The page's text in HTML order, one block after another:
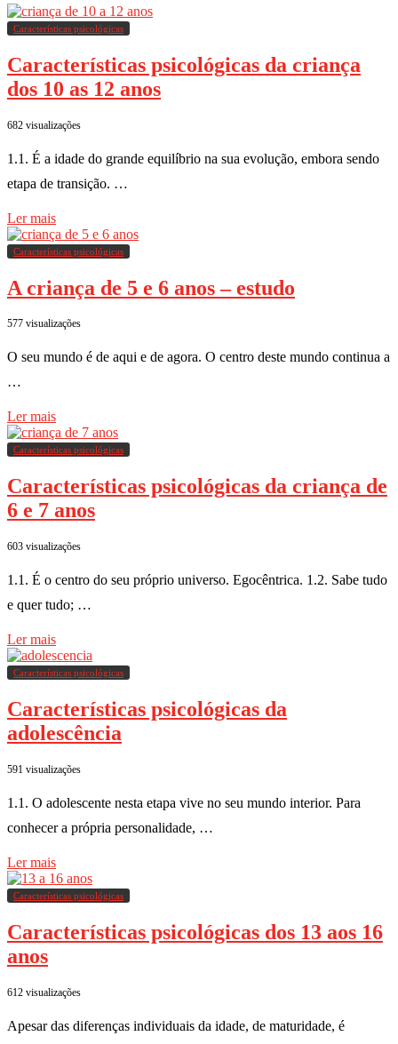
Características psicológicas
Características psicológicas da criança
dos 10 as 12 anos
682 visualizações
1.1. É a idade do grande equilíbrio na sua evolução, embora sendo
etapa de transição. …
Ler mais
Características psicológicas
A criança de 5 e 6 anos – estudo
577 visualizações
O seu mundo é de aqui e de agora. O centro deste mundo continua a
…
Ler mais
Características psicológicas
Características psicológicas da criança de
6 e 7 anos
603 visualizações
1.1. É o centro do seu próprio universo. Egocêntrica. 1.2. Sabe tudo
e quer tudo; …
Ler mais
Características psicológicas
Características psicológicas da
adolescência
591 visualizações
1.1. O adolescente nesta etapa vive no seu mundo interior. Para
conhecer a própria personalidade, …
Ler mais
Características psicológicas
Características psicológicas dos 13 aos 16
anos
612 visualizações
Apesar das diferenças individuais da idade, de maturidade, é